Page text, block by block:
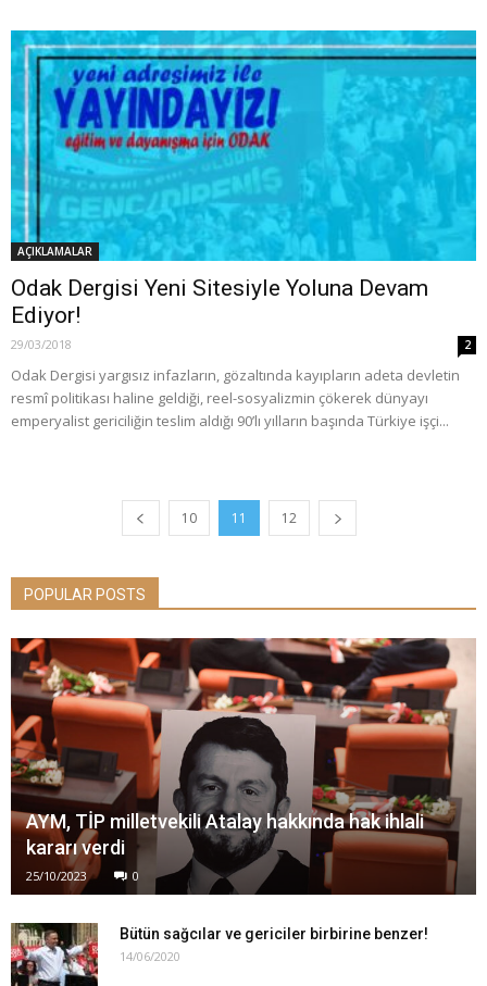
AÇIKLAMALAR
Odak Dergisi Yeni Sitesiyle Yoluna Devam
Ediyor!
29/03/2018 2
Odak Dergisi yargısız infazların, gözaltında kayıpların adeta devletin
resmî politikası haline geldiği, reel-sosyalizmin çökerek dünyayı
emperyalist gericiliğin teslim aldığı 90’lı yılların başında Türkiye işçi...
10 11 12
POPULAR POSTS
AYM, TİP milletvekili Atalay hakkında hak ihlali
kararı verdi
25/10/2023 0
Bütün sağcılar ve gericiler birbirine benzer!
14/06/2020